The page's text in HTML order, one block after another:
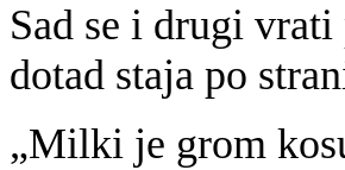
Sad se i drugi
dotad staja po
„Milki je grom